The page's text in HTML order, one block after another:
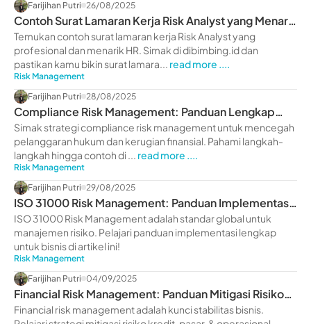
Farijihan Putri 26/08/2025
Contoh Surat Lamaran Kerja Risk Analyst yang Menarik
HR (2025)
Temukan contoh surat lamaran kerja Risk Analyst yang
profesional dan menarik HR. Simak di dibimbing.id dan
pastikan kamu bikin surat lamara... read more ....
Risk Management
Farijihan Putri 28/08/2025
Compliance Risk Management: Panduan Lengkap
untuk Mencegah Kerugian
Simak strategi compliance risk management untuk mencegah
pelanggaran hukum dan kerugian finansial. Pahami langkah-
langkah hingga contoh di ... read more ....
Risk Management
Farijihan Putri 29/08/2025
ISO 31000 Risk Management: Panduan Implementasi
Standar Manajemen Risiko Global
ISO 31000 Risk Management adalah standar global untuk
manajemen risiko. Pelajari panduan implementasi lengkap
untuk bisnis di artikel ini!
Risk Management
Farijihan Putri 04/09/2025
Financial Risk Management: Panduan Mitigasi Risiko
Keuangan Bisnis
Financial risk management adalah kunci stabilitas bisnis.